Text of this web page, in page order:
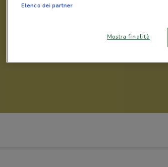
Elenco dei partner
Mostra finalità